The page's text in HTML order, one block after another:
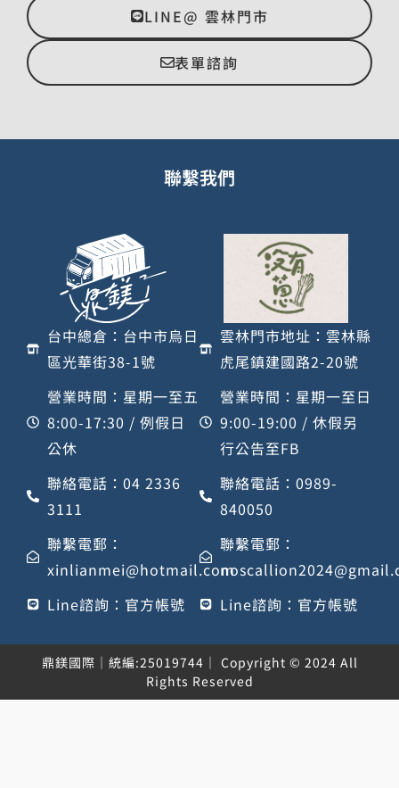
LINE@ 雲林門市
表單諮詢
聯繫我們
台中總倉：台中市烏日
區光華街38-1號
營業時間：星期一至五
8:00-17:30 / 例假日
公休
聯絡電話：04 2336
3111
聯繫電郵：
xinlianmei@hotmail.com
Line諮詢：官方帳號
雲林門市地址：雲林縣
虎尾鎮建國路2-20號
營業時間：星期一至日
9:00-19:00 / 休假另
行公告至FB
聯絡電話：0989-
840050
聯繫電郵：
Line諮詢：官方帳號
鼎鎂國際｜統編:25019744｜ Copyright © 2024 All
Rights Reserved